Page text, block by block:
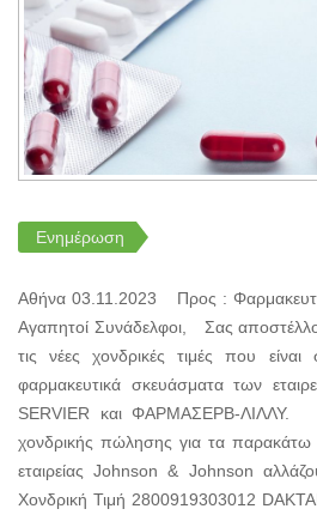
Ενημέρωση
Αθήνα 03.11.2023 Προς :
Αγαπητοί Συνάδελφοι, Σας
τις νέες χονδρικές τιμές που
φαρμακευτικά σκευάσματα των
SERVIER και ΦΑΡΜΑΣΕΡΒ-ΛΙΛΛΥ.
χονδρικής πώλησης για τα
εταιρείας Johnson & Johnson
Χονδρική Τιμή 2800919303012